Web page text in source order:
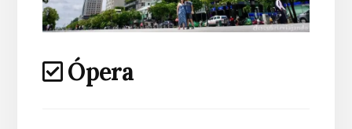
Ópera